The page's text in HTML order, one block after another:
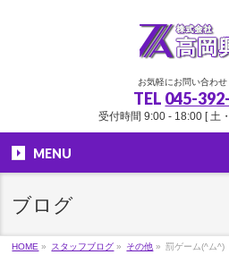
お気軽にお問い合わ
TEL 045-
受付時間 9:00 - 18:00 [ 土
MENU
ブログ
HOME » スタッフブログ » その他 » 罰ゲーム(^ム^)